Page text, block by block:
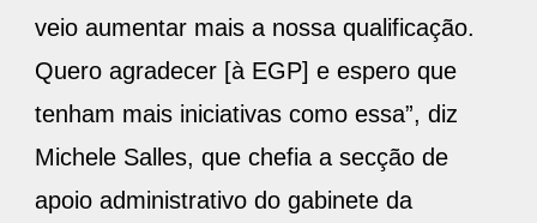
veio aumentar mais a nossa qualificação.
Quero agradecer [à EGP] e espero que
tenham mais iniciativas como essa”, diz
Michele Salles, que chefia a secção de
apoio administrativo do gabinete da